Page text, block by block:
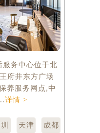
服务中心位于北
府井东方广场
养服务网点,中
详情 >
天津 成都